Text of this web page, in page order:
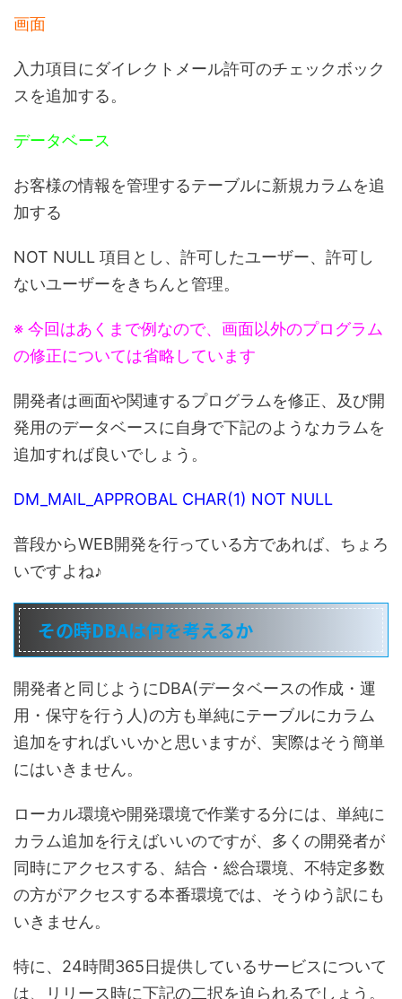
画面
入力項目にダイレクトメール許可のチェックボック
スを追加する。
データベース
お客様の情報を管理するテーブルに新規カラムを追
加する
NOT NULL 項目とし、許可したユーザー、許可し
ないユーザーをきちんと管理。
※ 今回はあくまで例なので、画面以外のプログラム
の修正については省略しています
開発者は画面や関連するプログラムを修正、及び開
発用のデータベースに自身で下記のようなカラムを
追加すれば良いでしょう。
DM_MAIL_APPROBAL CHAR(1) NOT NULL
普段からWEB開発を行っている方であれば、ちょろ
いですよね♪
その時DBAは何を考えるか
開発者と同じようにDBA(データベースの作成・運
用・保守を行う人)の方も単純にテーブルにカラム
追加をすればいいかと思いますが、実際はそう簡単
にはいきません。
ローカル環境や開発環境で作業する分には、単純に
カラム追加を行えばいいのですが、多くの開発者が
同時にアクセスする、結合・総合環境、不特定多数
の方がアクセスする本番環境では、そうゆう訳にも
いきません。
特に、24時間365日提供しているサービスについて
は、リリース時に下記の二択を迫られるでしょう。